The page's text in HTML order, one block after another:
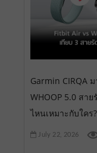
Garmin CIRQA
WHOOP 5.0 สา
ไหนเหมาะกับใคร?
July 22, 2026